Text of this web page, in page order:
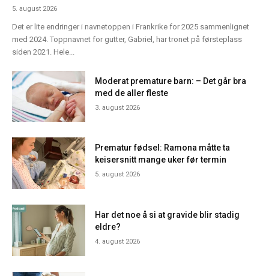
5. august 2026
Det er lite endringer i navnetoppen i Frankrike for 2025 sammenlignet
med 2024. Toppnavnet for gutter, Gabriel, har tronet på førsteplass
siden 2021. Hele...
Moderat premature barn: – Det går bra
med de aller fleste
3. august 2026
Prematur fødsel: Ramona måtte ta
keisersnitt mange uker før termin
5. august 2026
Har det noe å si at gravide blir stadig
eldre?
4. august 2026